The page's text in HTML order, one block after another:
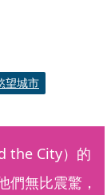
望城市
the City）的
們無比震驚，